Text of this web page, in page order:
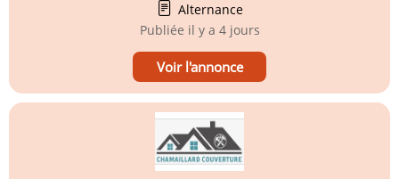
Alternance
Publiée il y a 4 jours
Voir l'annonce